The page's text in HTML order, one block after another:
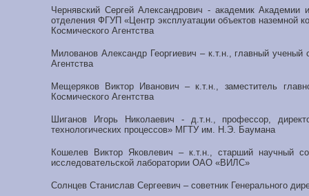
Чернявский Сергей Александрович - академик Академии
отделения ФГУП «Центр эксплуатации объектов наземной
Космического Агентства
Милованов Александр Георгиевич – к.т.н., главный
Агентства
Мещеряков Виктор Иванович – к.т.н., заместитель
Космического Агентства
Шиганов Игорь Николаевич - д.т.н., профессор,
технологических процессов» МГТУ им. Н.Э. Баумана
Кошелев Виктор Яковлевич – к.т.н., старший научный
исследовательской лаборатории ОАО «ВИЛС»
Солнцев Станислав Сергеевич – советник Генерального